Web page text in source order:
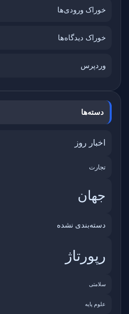
خوراک ورودی‌ها
خوراک دیدگاه‌ها
وردپرس
دسته‌ها
اخبار روز
تجارت
جهان
دسته‌بندی نشده
رپورتاژ
سلامتی
علوم پایه